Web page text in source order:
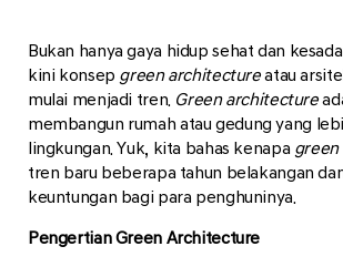
Bukan hanya gaya hidup sehat dan
kini konsep green architectureatau
mulai menjadi tren. Green architecture
membangun rumah atau gedung yang
lingkungan. Yuk, kita bahas kenapa
tren baru beberapa tahun belakangan
keuntungan bagi para penghuninya.
Pengertian Green Architecture